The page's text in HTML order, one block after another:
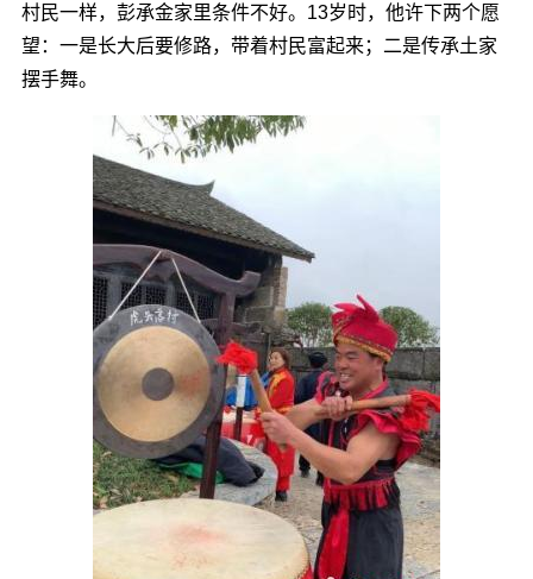
村民一样，彭承金家里条件不好。13岁时，他许下两个愿
望：一是长大后要修路，带着村民富起来；二是传承土家
摆手舞。